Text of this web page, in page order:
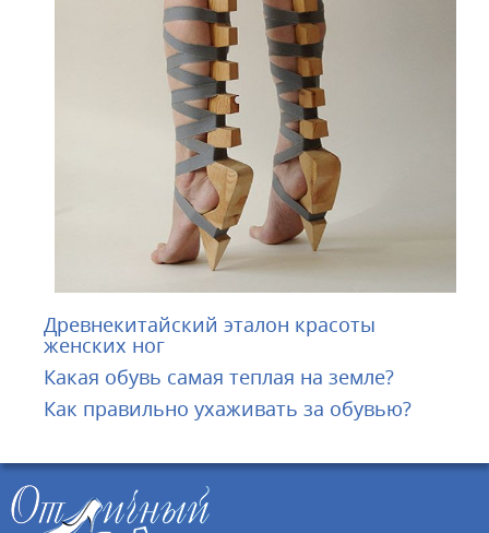
Древнекитайский эталон красоты
женских ног
Какая обувь самая теплая на земле?
Как правильно ухаживать за обувью?